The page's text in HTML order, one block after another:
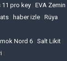
pro key EVA Zemin
| haber izle| Rüya
Nord 6 Salt Likit
|